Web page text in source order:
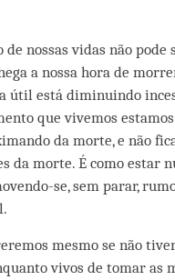
de nossas vidas não pode
a nossa hora de
útil está diminuindo
que vivemos
da morte, e não
da morte. É como estar
se, sem parar,
mesmo se não
vivos de tomar as